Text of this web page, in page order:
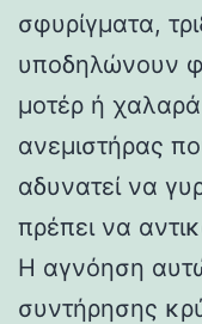
σφυρίγματα,
υποδηλώνουν
μοτέρ ή
ανεμιστήρας
αδυνατεί να
πρέπει να
Η αγνόηση
συντήρησης